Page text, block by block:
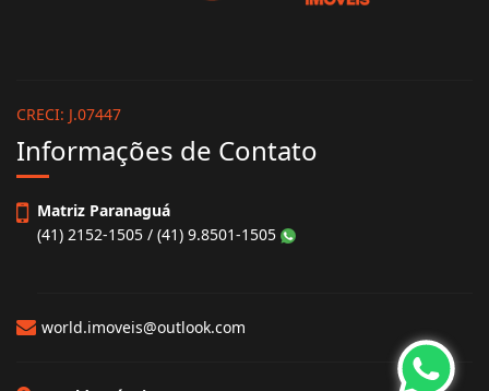
CRECI: J.07447
Informações de Contato
Matriz Paranaguá
(41) 2152-1505 / (41) 9.8501-1505
world.imoveis@outlook.com